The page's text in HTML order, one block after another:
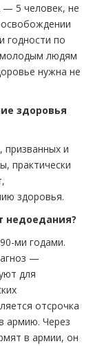
— 5 человек, не
годности по
молодым людям
нужна не
здоровья
призванных и
практически
здоровья.
недоедания?
ми годами.
—
для
отсрочка
армию. Через
в армии, он